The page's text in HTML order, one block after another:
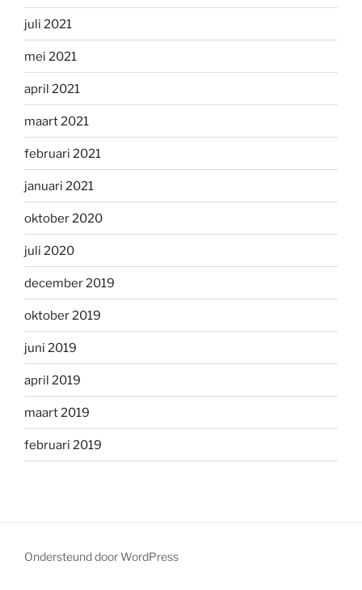
juli 2021
mei 2021
april 2021
maart 2021
februari 2021
januari 2021
oktober 2020
juli 2020
december 2019
oktober 2019
juni 2019
april 2019
maart 2019
februari 2019
Ondersteund door WordPress